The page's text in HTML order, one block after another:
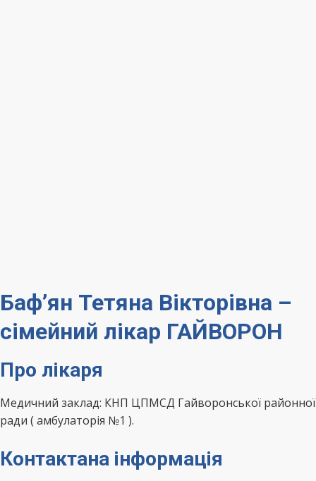
Баф’ян Тетяна Вікторівна –
сімейний лікар ГАЙВОРОН
Про лікаря
Медичний заклад: КНП ЦПМСД Гайворонської районної
ради ( амбулаторія №1 ).
Контактана інформація